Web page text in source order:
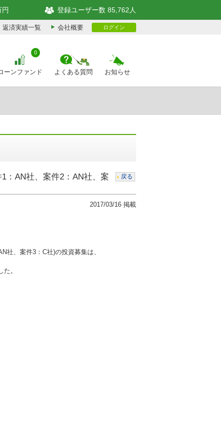
円 登録ユーザー数 85,762人
返済実績一覧 会社概要 ログイン
ーンファンド
0
よくある質問 お知らせ
：AN社、案件2：AN社、案 戻る
2017/03/16 掲載
社、案件3：C社)の投資募集は、
。